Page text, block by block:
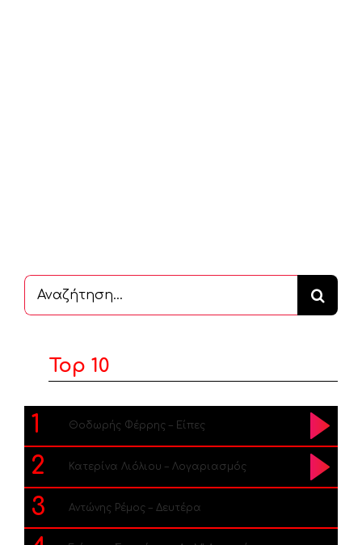
Αναζήτηση
...
Top 10
1 Θοδωρής Φέρρης – Είπες
2 Κατερίνα Λιόλιου – Λογαριασμός
3 Αντώνης Ρέμος – Δευτέρα